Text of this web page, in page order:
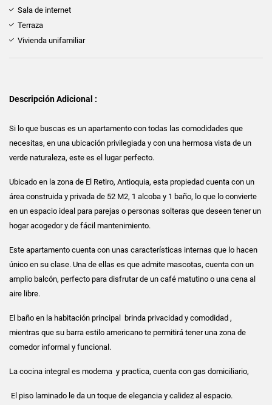
Sala de internet
Terraza
Vivienda unifamiliar
Descripción Adicional :
Si lo que buscas es un apartamento con todas las comodidades que
necesitas, en una ubicación privilegiada y con una hermosa vista de un
verde naturaleza, este es el lugar perfecto.
Ubicado en la zona de El Retiro, Antioquia, esta propiedad cuenta con un
área construida y privada de 52 M2, 1 alcoba y 1 baño, lo que lo convierte
en un espacio ideal para parejas o personas solteras que deseen tener un
hogar acogedor y de fácil mantenimiento.
Este apartamento cuenta con unas características internas que lo hacen
único en su clase. Una de ellas es que admite mascotas, cuenta con un
amplio balcón, perfecto para disfrutar de un café matutino o una cena al
aire libre.
El baño en la habitación principal brinda privacidad y comodidad ,
mientras que su barra estilo americano te permitirá tener una zona de
comedor informal y funcional.
La cocina integral es moderna y practica, cuenta con gas domiciliario,
El piso laminado le da un toque de elegancia y calidez al espacio.